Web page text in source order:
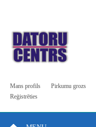
Mans profils Pirkumu grozs
Reģistrēties